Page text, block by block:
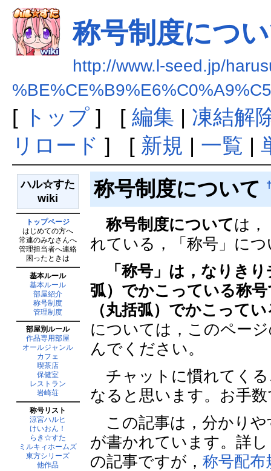
称号制度につ
http://www.l-seed.jp/
[ トップ] [ 編集 | 凍結解
リロード ] [ 新規 | 一覧 |
ハル☆すた
wiki
トップページ
はじめての方へ
常連のみなさんへ
管理担当者へ連絡
困ったときは
基本ルール
基本ルール
部屋紹介
称号制度
管理制度
部屋別ルール
作品専用部屋
オールジャンル
カフェ
喫茶店
保健室
レストラン
岩崎荘
称号リスト
涼宮ハルヒ
けいおん！
らき☆すた
ミルキィホームズ
東方シリーズ
他作品
称号制度について
称号制度については
れている，「称号」に
「称号」は，なりき
弧）でかこっている称
（丸括弧）でかこって
については，このペー
んでください。
チャットに慣れてくる
なると思います。お手
この記事は，分かりや
が書かれています。詳
の記事ですが，称号配布